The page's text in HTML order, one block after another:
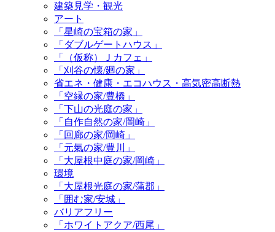
建築見学・観光
アート
「星崎の宝箱の家」
「ダブルゲートハウス」
「（仮称）Ｊカフェ」
「刈谷の懐/廻の家」
省エネ・健康・エコハウス・高気密高断熱
「空縁の家/豊橋」
「下山の光庭の家」
「自作自然の家/岡崎」
「回廊の家/岡崎」
「元氣の家/豊川」
「大屋根中庭の家/岡崎」
環境
「大屋根光庭の家/蒲郡」
「囲む家/安城」
バリアフリー
「ホワイトアクア/西尾」